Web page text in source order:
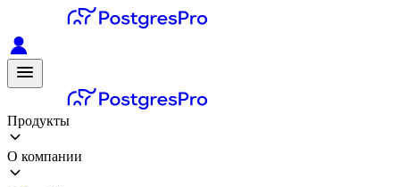
Продукты
О компании